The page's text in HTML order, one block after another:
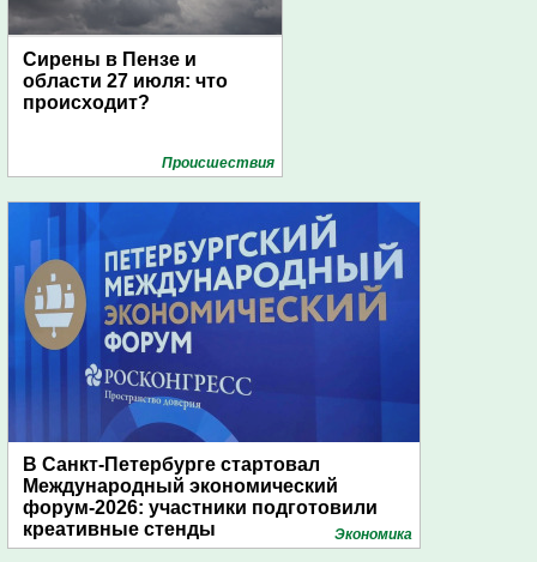
Сирены в Пензе и
области 27 июля: что
происходит?
Проиcшествия
В Санкт-Петербурге стартовал
Международный экономический
форум-2026: участники подготовили
креативные стенды
Экономика